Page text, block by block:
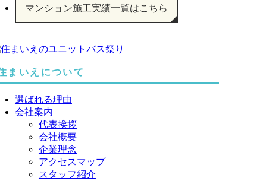
マンション施工実績一覧はこちら
まいえについて
選ばれる理由
会社案内
代表挨拶
会社概要
企業理念
アクセスマップ
スタッフ紹介